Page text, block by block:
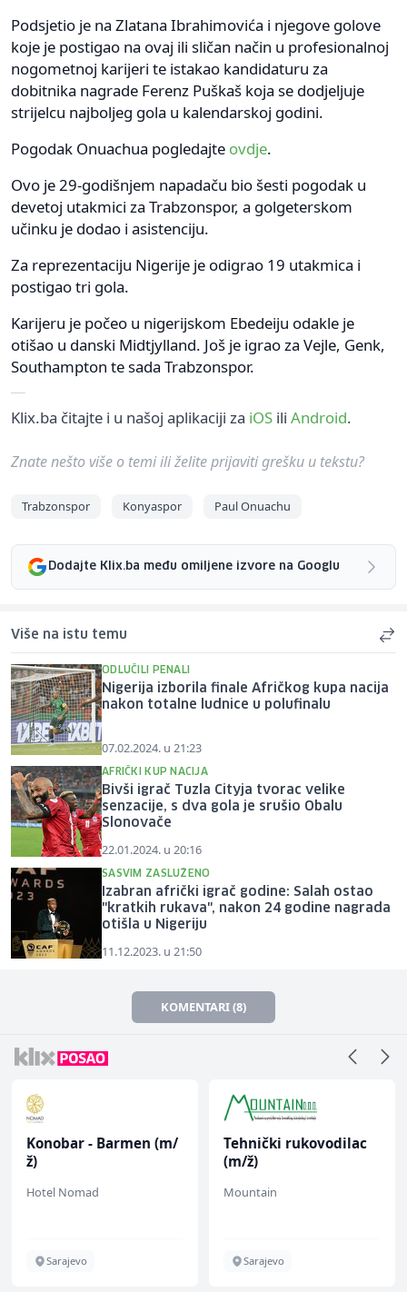
Podsjetio je na Zlatana Ibrahimovića i njegove golove
koje je postigao na ovaj ili sličan način u profesionalnoj
nogometnoj karijeri te istakao kandidaturu za
dobitnika nagrade Ferenz Puškaš koja se dodjeljuje
strijelcu najboljeg gola u kalendarskoj godini.
Pogodak Onuachua pogledajte ovdje.
Ovo je 29-godišnjem napadaču bio šesti pogodak u
devetoj utakmici za Trabzonspor, a golgeterskom
učinku je dodao i asistenciju.
Za reprezentaciju Nigerije je odigrao 19 utakmica i
postigao tri gola.
Karijeru je počeo u nigerijskom Ebedeiju odakle je
otišao u danski Midtjylland. Još je igrao za Vejle, Genk,
Southampton te sada Trabzonspor.
Klix.ba čitajte i u našoj aplikaciji za iOS ili Android.
Znate nešto više o temi ili želite prijaviti grešku u tekstu?
Trabzonspor Konyaspor Paul Onuachu
Dodajte Klix.ba među omiljene izvore na Googlu
Više na istu temu
ODLUČILI PENALI
Nigerija izborila finale Afričkog kupa nacija
nakon totalne ludnice u polufinalu
07.02.2024. u 21:23
AFRIČKI KUP NACIJA
Bivši igrač Tuzla Cityja tvorac velike
senzacije, s dva gola je srušio Obalu
Slonovače
22.01.2024. u 20:16
SASVIM ZASLUŽENO
Izabran afrički igrač godine: Salah ostao
"kratkih rukava", nakon 24 godine nagrada
otišla u Nigeriju
11.12.2023. u 21:50
KOMENTARI (8)
Konobar - Barmen (m/
ž)
Hotel Nomad
Sarajevo
Tehnički rukovodilac
(m/ž)
Mountain
Sarajevo